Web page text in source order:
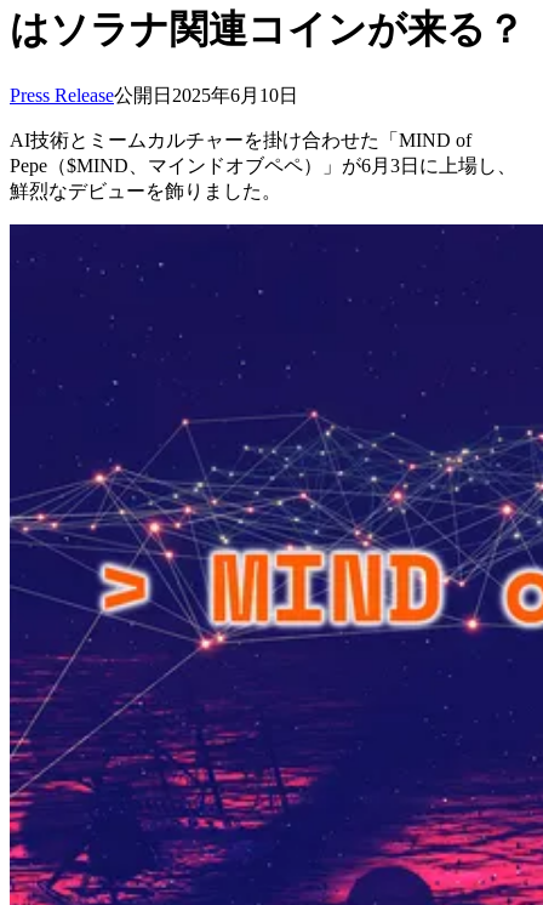
はソラナ関連コインが来る？
Press Release公開日 2025年6月10日
AI技術とミームカルチャーを掛け合わせた「MIND of
Pepe（$MIND、マインドオブペペ）」が6月3日に上場し、
鮮烈なデビューを飾りました。